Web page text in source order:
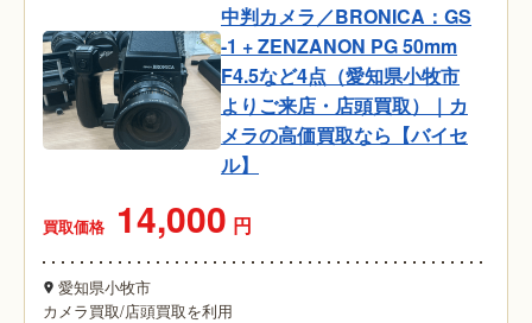
中判カメラ／BRONICA：GS
-1 + ZENZANON PG 50mm
F4.5など4点（愛知県小牧市
よりご来店・店頭買取）｜カ
メラの高価買取なら【バイセ
ル】
買取価格 14,000 円
愛知県小牧市
カメラ買取/店頭買取を利用